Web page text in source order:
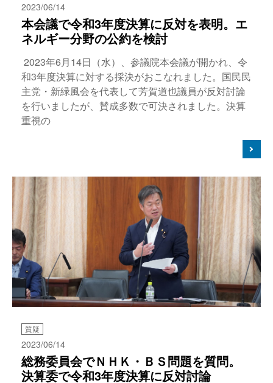
2023/06/14
本会議で令和3年度決算に反対を表明。エ
ネルギー分野の公約を検討
2023年6月14日（水）、参議院本会議が開かれ、令
和3年度決算に対する採決がおこなれました。国民民
主党・新緑風会を代表して芳賀道也議員が反対討論
を行いましたが、賛成多数で可決されました。決算
重視の
質疑
2023/06/14
総務委員会でＮＨＫ・ＢＳ問題を質問。
決算委で令和3年度決算に反対討論